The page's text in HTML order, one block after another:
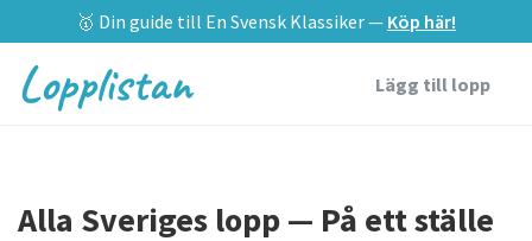
🥇 Din guide till En Svensk Klassiker — Köp här!
Lopplistan Lägg till lopp
Alla Sveriges lopp — På ett ställe